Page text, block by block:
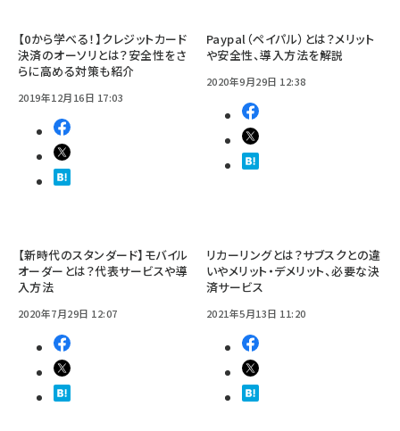
【0から学べる！】クレジットカード
決済のオーソリとは？安全性をさ
らに高める対策も紹介
2019年12月16日 17:03
Paypal（ペイパル）とは？メリット
や安全性、導入方法を解説
2020年9月29日 12:38
【新時代のスタンダード】モバイル
オーダーとは？代表サービスや導
入方法
2020年7月29日 12:07
リカーリングとは？サブスクとの違
いやメリット・デメリット、必要な決
済サービス
2021年5月13日 11:20